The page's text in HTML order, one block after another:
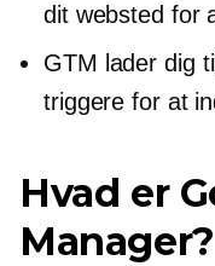
dit websted for
GTM lader dig
triggere for at
Hvad er
Manager?